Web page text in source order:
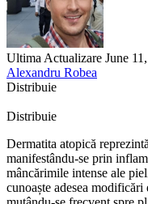
Ultima Actualizare June
Alexandru Robea
Distribuie
Distribuie
Dermatita atopică
manifestându-se prin
mâncărimile intense ale
cunoaște adesea